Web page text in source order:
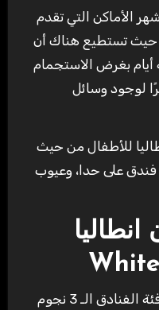
حيث تستطيع هناك أن
بغرض الاستجمام
لوجود وسائل
للأطفال من حيث
فندق على حدا، وعيوب
يصنف فندق وايت غاردن ضمن فئة الفنادق الـ 3 نجوم